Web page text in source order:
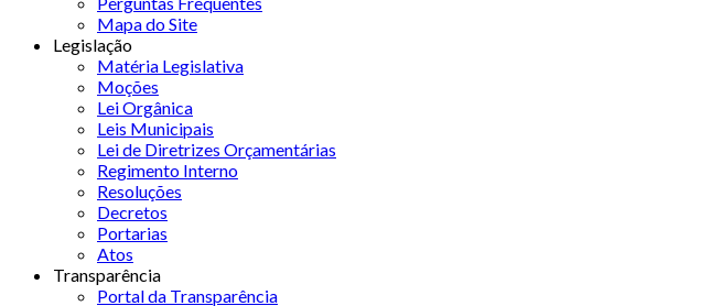
Mapa do Site
Legislação
Matéria Legislativa
Moções
Lei Orgânica
Leis Municipais
Lei de Diretrizes Orçamentárias
Regimento Interno
Resoluções
Decretos
Portarias
Atos
Transparência
Portal da Transparência